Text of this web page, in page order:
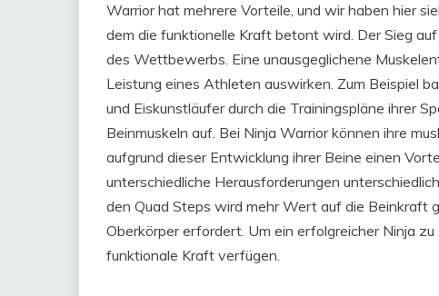
Warrior hat mehrere Vorteile, und wir haben hier
dem die funktionelle Kraft betont wird. Der Sieg
des Wettbewerbs. Eine unausgeglichene
Leistung eines Athleten auswirken. Zum Beispiel
und Eiskunstläufer durch die Trainingspläne ihrer
Beinmuskeln auf. Bei Ninja Warrior können ihre
aufgrund dieser Entwicklung ihrer Beine einen
unterschiedliche Herausforderungen
den Quad Steps wird mehr Wert auf die Beinkraft
Oberkörper erfordert. Um ein erfolgreicher Ninja
funktionale Kraft verfügen.